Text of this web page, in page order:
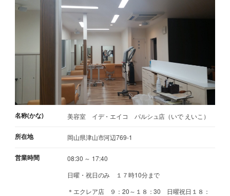
名称(かな) 美容室 イデ・エイコ パルシュ店（いで えいこ）
所在地 岡山県津山市河辺769-1
営業時間
08:30 ～ 17:40
日曜・祝日のみ １７時10分まで
＊エクレア店 ９：20～１８：30 日曜祝日１８：